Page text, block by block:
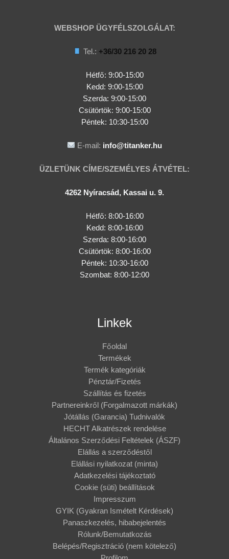
WEBSHOP ÜGYFÉLSZOLGÁLAT:
Tel.: +36/30 216 20 28
Hétfő: 9:00-15:00
Kedd: 9:00-15:00
Szerda: 9:00-15:00
Csütörtök: 9:00-15:00
Péntek: 10:30-15:00
E-mail: info@titanker.hu
ÜZLETÜNK CÍME/SZEMÉLYES ÁTVÉTEL:
4262 Nyíracsád, Kassai u. 9.
Hétfő: 8:00-16:00
Kedd: 8:00-16:00
Szerda: 8:00-16:00
Csütörtök: 8:00-16:00
Péntek: 10:30-16:00
Szombat: 8:00-12:00
Linkek
Főoldal
Termékek
Termék kategóriák
Pénztár/Fizetés
Szállítás és fizetés
Partnereinkről (Forgalmazott márkák)
Jótállás (Garancia) Tudnivalók
HECHT Alkatrészek rendelése
Általános Szerződési Feltételek (ÁSZF)
Elállás a szerződéstől
Elállási nyilatkozat (minta)
Adatkezelési tájékoztató
Cookie (süti) beállítások
Impresszum
GYIK (Gyakran Ismételt Kérdések)
Panaszkezelés, hibabejelentés
Rólunk/Bemutatkozás
Belépés/Regisztráció (nem kötelező)